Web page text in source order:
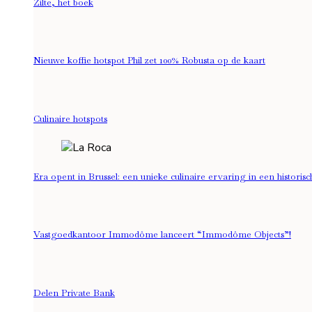
Zilte, het boek
Nieuwe koffie hotspot Phil zet 100% Robusta op de kaart
Culinaire hotspots
Era opent in Brussel: een unieke culinaire ervaring in een
Vastgoedkantoor Immodôme lanceert “Immodôme Objects”!
Delen Private Bank